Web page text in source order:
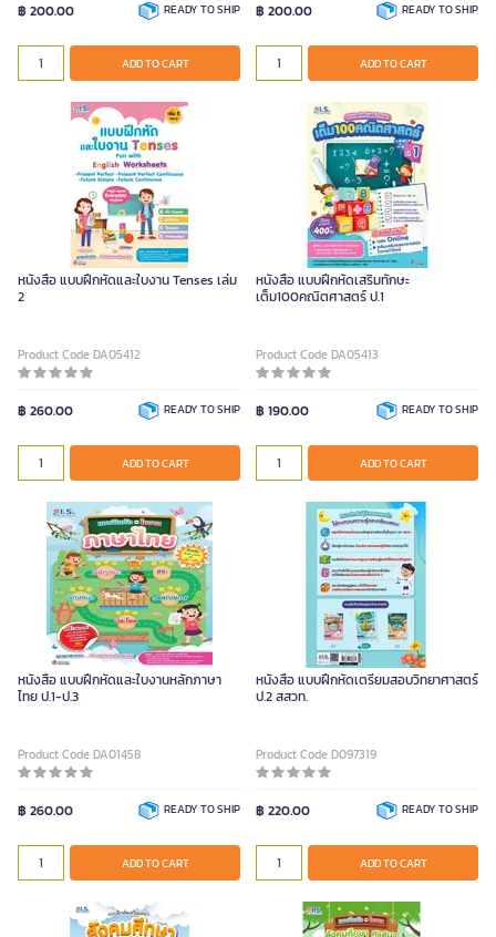
฿ 200.00 READY TO SHIP
ADD TO CART
฿ 200.00 READY TO SHIP
ADD TO CART
หนังสือ แบบฝึกหัดและใบงาน Tenses เล่ม
2
Product Code DA05412
฿ 260.00 READY TO SHIP
ADD TO CART
หนังสือ แบบฝึกหัดเสริมทักษะ
เต็ม100คณิตศาสตร์ ป.1
Product Code DA05413
฿ 190.00 READY TO SHIP
ADD TO CART
หนังสือ แบบฝึกหัดและใบงานหลักภาษา
ไทย ป.1-ป.3
Product Code DA01458
฿ 260.00 READY TO SHIP
ADD TO CART
หนังสือ แบบฝึกหัดเตรียมสอบวิทยาศาสตร์
ป.2 สสวท.
Product Code D097319
฿ 220.00 READY TO SHIP
ADD TO CART